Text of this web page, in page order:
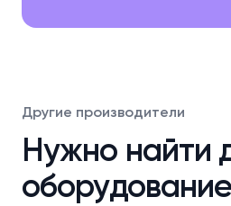
Другие производители
Нужно найти